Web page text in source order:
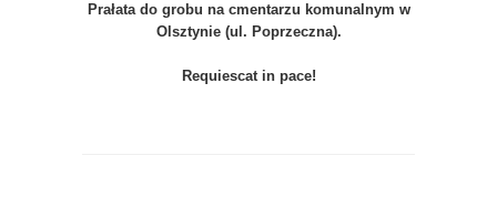
Prałata do grobu na cmentarzu komunalnym w
Olsztynie (ul. Poprzeczna).
Requiescat in pace!